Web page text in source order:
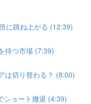
に跳ね上がる (12:39)
待つ市場 (7:39)
は切り替わる？ (8:00)
ショート撤退 (4:39)